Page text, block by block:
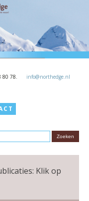
80 78. info@northedge.nl
Klik op